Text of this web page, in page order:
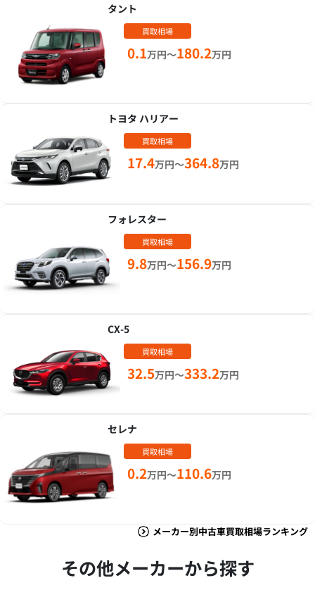
タント
買取相場
0.1万円～180.2万円
トヨタ ハリアー
買取相場
17.4万円～364.8万円
フォレスター
買取相場
9.8万円～156.9万円
CX-5
買取相場
32.5万円～333.2万円
セレナ
買取相場
0.2万円～110.6万円
メーカー別中古車買取相場ランキング
その他メーカーから探す